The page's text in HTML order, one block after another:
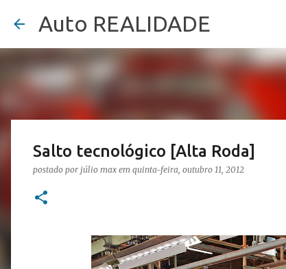
Auto REALIDADE
Salto tecnológico [Alta Roda]
postado por júlio max em quinta-feira, outubro 11, 2012